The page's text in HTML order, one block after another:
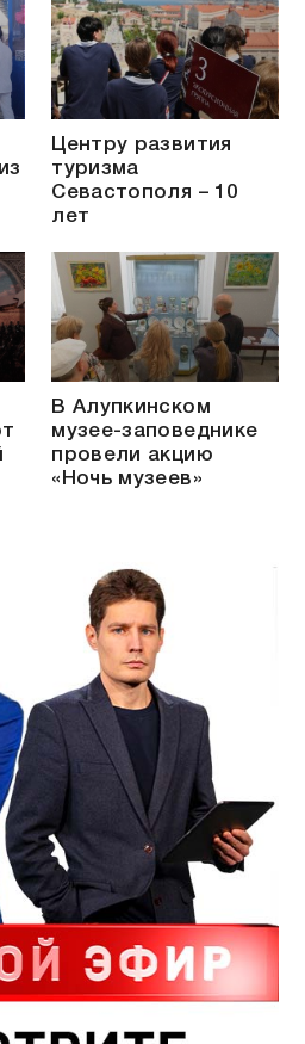
Центру развития
туризма
Севастополя – 10
лет
В Алупкинском
музее-заповеднике
провели акцию
«Ночь музеев»